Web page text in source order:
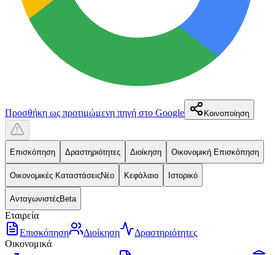
Προσθήκη ως προτιμώμενη πηγή στο Google Κοινοποίηση
Επισκόπηση Δραστηριότητες Διοίκηση Οικονομική Επισκόπηση
Οικονομικές ΚαταστάσειςΝέο Κεφάλαιο Ιστορικό
ΑνταγωνιστέςBeta
Εταιρεία
Επισκόπηση
Διοίκηση
Δραστηριότητες
Οικονομικά